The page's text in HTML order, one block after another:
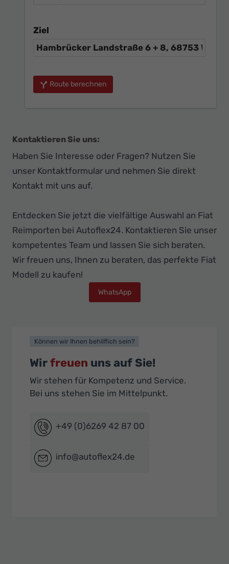
Ziel
Route berechnen
Kontaktieren Sie uns:
Haben Sie Interesse oder Fragen? Nutzen Sie
unser Kontaktformular und nehmen Sie direkt
Kontakt mit uns auf.
Entdecken Sie jetzt die vielfältige Auswahl an Fiat
Reimporten bei Autoflex24. Kontaktieren Sie unser
kompetentes Team und lassen Sie sich beraten.
Wir freuen uns, Ihnen zu beraten, das perfekte Fiat
Modell zu kaufen!
WhatsApp
Können wir Ihnen behilflich sein?
Wirfreuen uns auf Sie!
Wir stehen für Kompetenz und Service.
Bei uns stehen Sie im Mittelpunkt.
+49 (0)6269 42 87 00
info@autoflex24.de